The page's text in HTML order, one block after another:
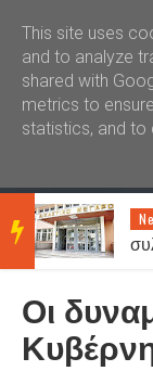
BRE
AKINΟι
This site uses
and to analyze
shared with
metrics to
statistics, and to